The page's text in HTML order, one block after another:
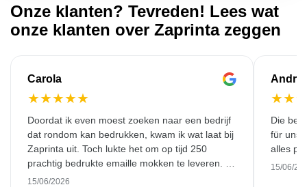
Onze klanten? Tevreden! Lees wat
onze klanten over Zaprinta zeggen
Carola
★★★★★
Doordat ik even moest zoeken naar een bedrijf
dat rondom kan bedrukken, kwam ik wat laat bij
Zaprinta uit. Toch lukte het om op tijd 250
prachtig bedrukte emaille mokken te leveren. Ik
ben daar heel blij mee. Hartelijk bedankt!
15/06/2026
★★
Die
für
alles
15/06/